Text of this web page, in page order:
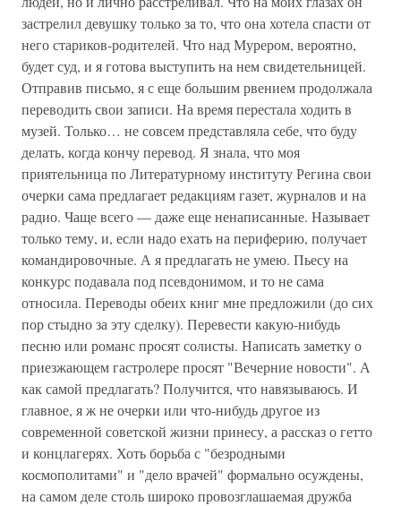
застрелил девушку только за то, что она хотела спасти от
него стариков-родителей. Что над Мурером, вероятно,
будет суд, и я готова выступить на нем свидетельницей.
Отправив письмо, я с еще большим рвением продолжала
переводить свои записи. На время перестала ходить в
музей. Только… не совсем представляла себе, что буду
делать, когда кончу перевод. Я знала, что моя
приятельница по Литературному институту Регина свои
очерки сама предлагает редакциям газет, журналов и на
радио. Чаще всего — даже еще ненаписанные. Называет
только тему, и, если надо ехать на периферию, получает
командировочные. А я предлагать не умею. Пьесу на
конкурс подавала под псевдонимом, и то не сама
относила. Переводы обеих книг мне предложили (до сих
пор стыдно за эту сделку). Перевести какую-нибудь
песню или романс просят солисты. Написать заметку о
приезжающем гастролере просят "Вечерние новости". А
как самой предлагать? Получится, что навязываюсь. И
главное, я ж не очерки или что-нибудь другое из
современной советской жизни принесу, а рассказ о гетто
и концлагерях. Хоть борьба с "безродными
космополитами" и "дело врачей" формально осуждены,
на самом деле столь широко провозглашаемая дружба